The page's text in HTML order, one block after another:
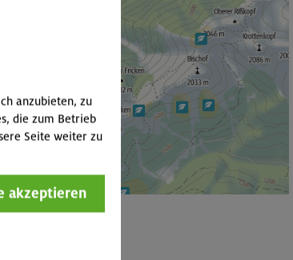
anzubieten, zu
die zum Betrieb
Seite weiter zu
akzeptieren